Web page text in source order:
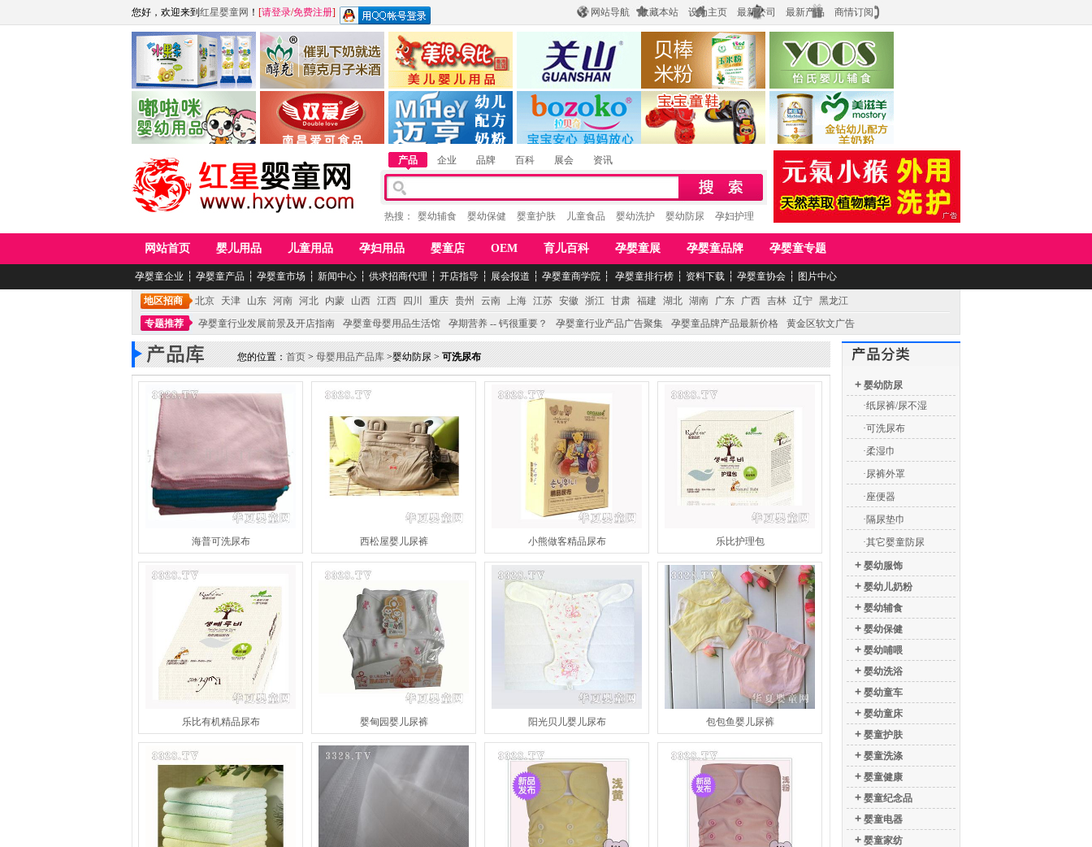
网站导航 收藏本站 设为主页 最新公司 最新产品 商情订阅
您好，欢迎来到 红星婴童网 ！ [请登录/免费注册]
江西麦嘟嘟食品有限公司
青岛嘟啦咪婴幼儿用品公司
江西醇之客月子米酒 惠州市美儿婴儿用品公司
湖南迈亨母婴用品有限公司
陕西关山乳业有限公司
香港欧嘻高婴童用品公司
江西贝棒儿童食品 上海怡氏食品科技有限公司
湖南美滋生物科技有限公司
产品 企业 品牌 百科 展会 资讯
热搜： 婴幼辅食 婴幼保健 婴童护肤 儿童食品 婴幼洗护 婴幼防尿 孕妇护理
网站首页 婴儿用品 儿童用品 孕妇用品 婴童店 OEM 育儿百科 孕婴童展 孕婴童品牌 孕婴童专题
孕婴童企业 ┆ 孕婴童产品 ┆ 孕婴童市场 ┆ 新闻中心 ┆ 供求招商代理 ┆ 开店指导 ┆ 展会报道 ┆ 孕婴童商学院 ┆ 孕婴童排行榜 ┆ 资料下载 ┆ 孕婴童协会 ┆ 图片中心
地区招商 北京 天津 山东 河南 河北 内蒙 山西 江西 四川 重庆 贵州 云南 上海 江苏 安徽 浙江 甘肃 福建 湖北 湖南 广东 广西 吉林 辽宁 黑龙江
专题推荐
孕婴童行业发展前景及开店指南 孕婴童母婴用品生活馆 孕期营养 -- 钙很重要？ 孕婴童行业产品广告聚集 孕婴童品牌产品最新价格 黄金区软文广告
+ 婴幼防尿
·纸尿裤/尿不湿
·可洗尿布
·柔湿巾
·尿裤外罩
·座便器
·隔尿垫巾
·其它婴童防尿
+ 婴幼服饰
+ 婴幼儿奶粉
+ 婴幼辅食
+ 婴幼保健
+ 婴幼哺喂
+ 婴幼洗浴
+ 婴幼童车
+ 婴幼童床
+ 婴童护肤
+ 婴童洗涤
+ 婴童健康
+ 婴童纪念品
+ 婴童电器
+ 婴童家纺
您的位置： 首页 > 母婴用品产品库 >婴幼防尿 > 可洗尿布
海普可洗尿布 西松屋婴儿尿裤 小熊做客精品尿布 乐比护理包
乐比有机精品尿布 婴甸园婴儿尿裤 阳光贝儿婴儿尿布 包包鱼婴儿尿裤